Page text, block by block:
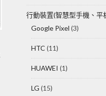
行動裝置(智慧型手機、平
Google Pixel (3)
HTC (11)
HUAWEI (1)
LG (15)